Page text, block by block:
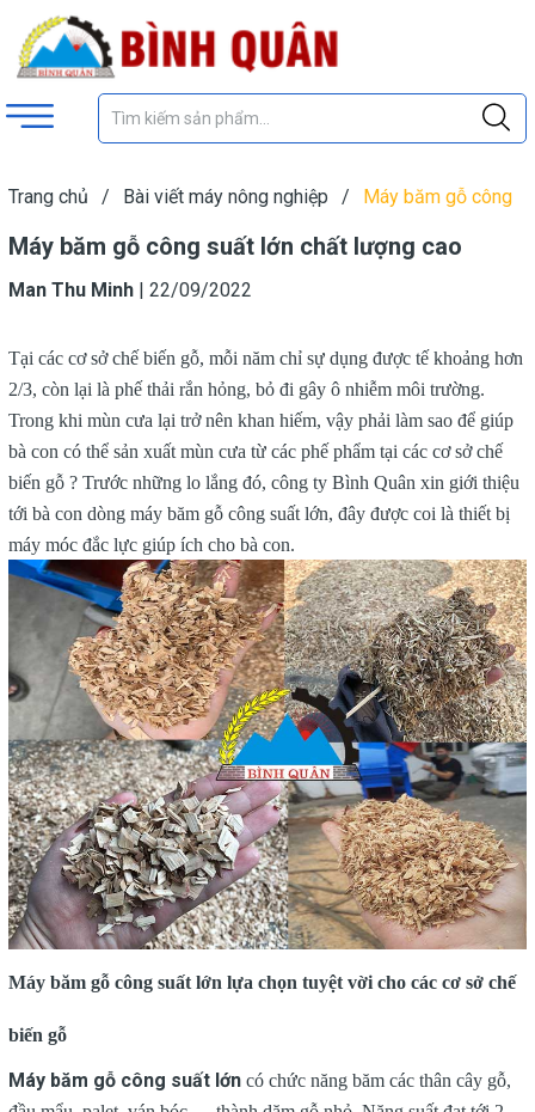
Trang chủ / Bài viết máy nông nghiệp /
Máy băm gỗ công
Máy băm gỗ công suất lớn chất lượng cao
Man Thu Minh | 22/09/2022
Tại các cơ sở chế biến gỗ, mỗi năm chỉ sự dụng được tế khoảng hơn
2/3, còn lại là phế thải rắn hỏng, bỏ đi gây ô nhiễm môi trường.
Trong khi mùn cưa lại trở nên khan hiếm, vậy phải làm sao để giúp
bà con có thể sản xuất mùn cưa từ các phế phẩm tại các cơ sở chế
biến gỗ ? Trước những lo lắng đó, công ty Bình Quân xin giới thiệu
tới bà con dòng máy băm gỗ công suất lớn, đây được coi là thiết bị
máy móc đắc lực giúp ích cho bà con.
Máy băm gỗ công suất lớn lựa chọn tuyệt vời cho các cơ sở chế
biến gỗ
Máy băm gỗ công suất lớn có chức năng băm các thân cây gỗ,